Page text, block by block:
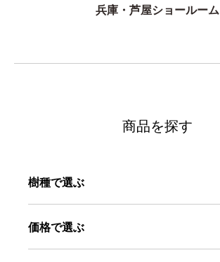
兵庫・芦屋ショールーム
商品を探す
樹種で選ぶ
価格で選ぶ